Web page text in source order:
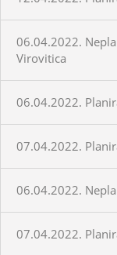
06.04.2022.
Virovitica
06.04.2022.
07.04.2022.
06.04.2022.
07.04.2022.